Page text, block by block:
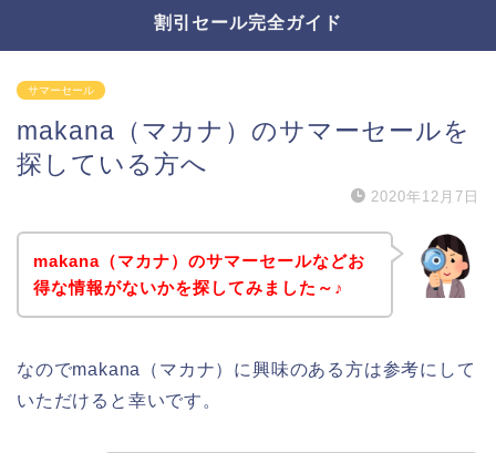
割引セール完全ガイド
サマーセール
makana（マカナ）のサマーセールを
探している方へ
2020年12月7日
makana（マカナ）のサマーセールなどお
得な情報がないかを探してみました～♪
なのでmakana（マカナ）に興味のある方は参考にして
いただけると幸いです。